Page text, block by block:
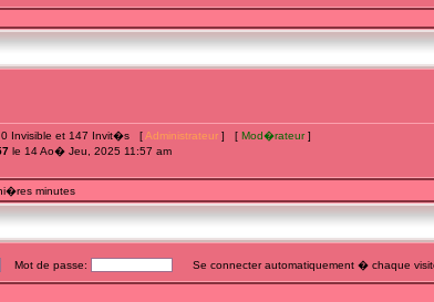
0 Invisible et 147 Invit�s [ Administrateur ] [ Mod�rateur]
le 14 Ao� Jeu, 2025 11:57 am
minutes
Mot de passe: Se connecter automatiquement � chaque